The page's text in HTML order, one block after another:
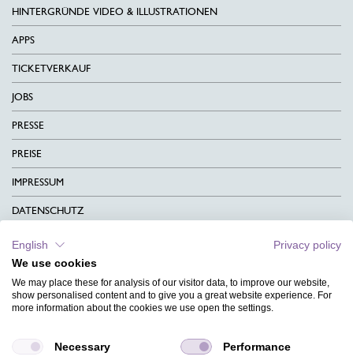
HINTERGRÜNDE VIDEO & ILLUSTRATIONEN
APPS
TICKETVERKAUF
JOBS
PRESSE
PREISE
IMPRESSUM
DATENSCHUTZ
KONTAKT
AGB
CHARITY
MAGAZIN
English
Privacy policy
We use cookies
We may place these for analysis of our visitor data, to improve our website,
show personalised content and to give you a great website experience. For
more information about the cookies we use open the settings.
Necessary Performance